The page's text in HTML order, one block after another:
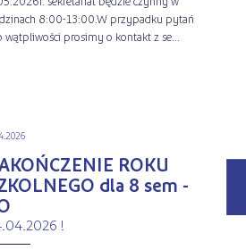
8:00-13:00.W przypadku pytań
wątpliwości prosimy o kontakt z se...
ROKU
dla 8 sem -
!